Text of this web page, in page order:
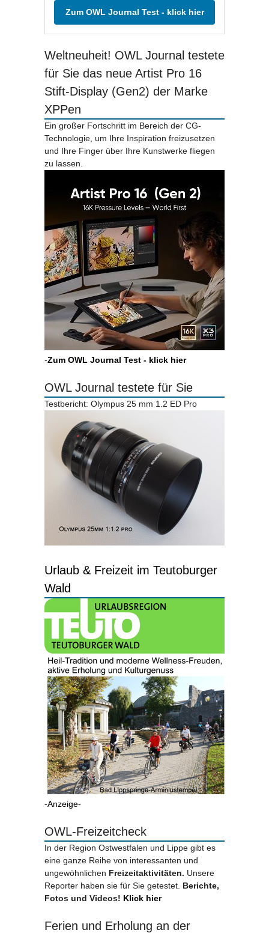
Zum OWL Journal Test - klick hier
Weltneuheit! OWL Journal testete
für Sie das neue Artist Pro 16
Stift-Display (Gen2) der Marke
XPPen
Ein großer Fortschritt im Bereich der CG-
Technologie, um Ihre Inspiration freizusetzen
und Ihre Finger über Ihre Kunstwerke fliegen
zu lassen.
-Zum OWL Journal Test - klick hier
OWL Journal testete für Sie
Testbericht: Olympus 25 mm 1.2 ED Pro
Urlaub & Freizeit im Teutoburger
Wald
-Anzeige-
OWL-Freizeitcheck
In der Region Ostwestfalen und Lippe gibt es
eine ganze Reihe von interessanten und
ungewöhnlichen Freizeitaktivitäten. Unsere
Reporter haben sie für Sie getestet. Berichte,
Fotos und Videos! Klick hier
Ferien und Erholung an der